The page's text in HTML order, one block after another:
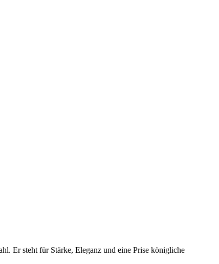
Er steht für Stärke, Eleganz und eine Prise königliche